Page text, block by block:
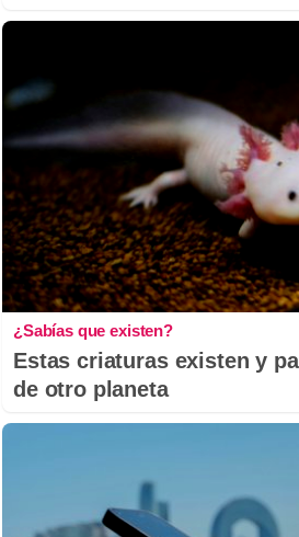
¿Sabías que existen?
Estas criaturas existen y
de otro planeta